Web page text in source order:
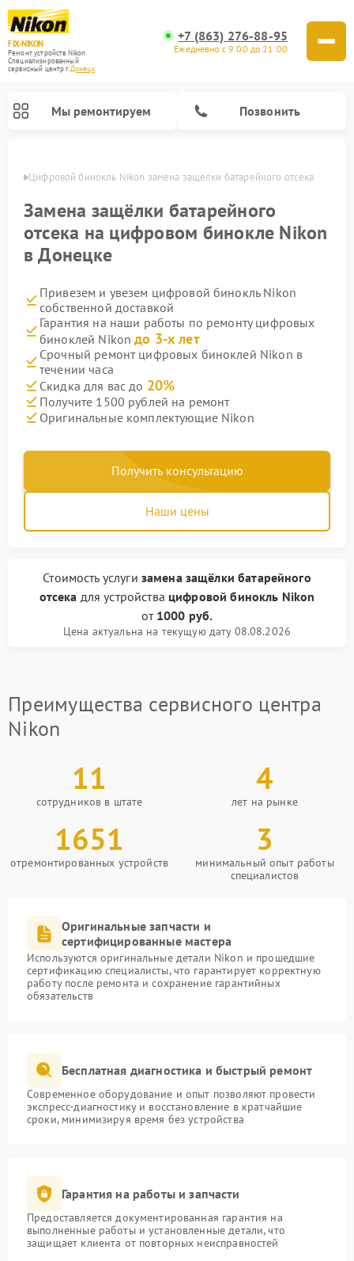
FIX-NIKON
Ремонт устройств Nikon
Специализированный
cервисный центр г.Донецк
+7 (863) 276-88-95
Ежедневно с 9:00 до 21:00
Мы ремонтируем Позвонить
Цифровой бинокль Nikon замена защёлки батарейного отсека
Замена защёлки батарейного
отсека на цифровом бинокле Nikon
в Донецке
Привезем и увезем цифровой бинокль Nikon
собственной доставкой
Гарантия на наши работы по ремонту цифровых
биноклей Nikonдо 3-х лет
Срочный ремонт цифровых биноклей Nikon в
течении часа
Скидка для вас до 20%
Получите 1500 рублей на ремонт
Оригинальные комплектующие Nikon
Получить консультацию
Наши цены
Стоимость услуги замена защёлки батарейного
отсека для устройства цифровой бинокль Nikon
от 1000 руб.
Цена актуальна на текущую дату 08.08.2026
Преимущества сервисного центра
Nikon
11
сотрудников в штате
4
лет на рынке
1651
отремонтированных устройств
3
минимальный опыт работы
специалистов
Оригинальные запчасти и
сертифицированные мастера
Используются оригинальные детали Nikon и прошедшие
сертификацию специалисты, что гарантирует корректную
работу после ремонта и сохранение гарантийных
обязательств
Бесплатная диагностика и быстрый ремонт
Современное оборудование и опыт позволяют провести
экспресс-диагностику и восстановление в кратчайшие
сроки, минимизируя время без устройства
Гарантия на работы и запчасти
Предоставляется документированная гарантия на
выполненные работы и установленные детали, что
защищает клиента от повторных неисправностей